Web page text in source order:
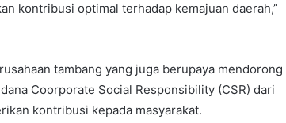
kontribusi optimal terhadap kemajuan daerah,”
tambang yang juga berupaya mendorong
Coorporate Social Responsibility (CSR) dari
kontribusi kepada masyarakat.